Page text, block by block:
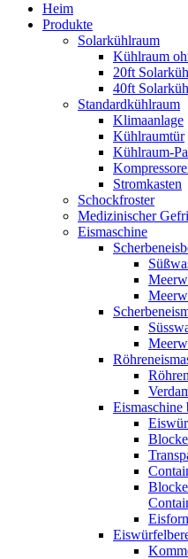
Heim
Produkte
Solarkühlraum
Kühlraum
20ft
40ft
Standardkühlraum
Klimaanlage
Kühlraumtür
Kühlraum-
Stromkasten
Schockfroster
Medizinischer
Eismaschine
Eismaschine